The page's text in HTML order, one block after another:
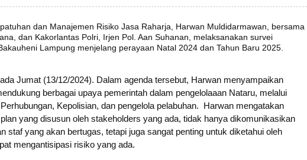
dan Manajemen Risiko Jasa Raharja, Harwan Muldidarmawan, bersama
dan Kakorlantas Polri, Irjen Pol. Aan Suhanan, melaksanakan survei
Lampung menjelang perayaan Natal 2024 dan Tahun Baru 2025.
Jumat (13/12/2024). Dalam agenda tersebut, Harwan menyampaikan
berbagai upaya pemerintah dalam pengelolaaan Nataru, melalui
Kepolisian, dan pengelola pelabuhan. Harwan mengatakan
yang disusun oleh stakeholders yang ada, tidak hanya dikomunikasikan
staf yang akan bertugas, tetapi juga sangat penting untuk diketahui oleh
mengantisipasi risiko yang ada.